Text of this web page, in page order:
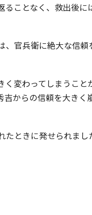
ことなく、救出後に
、官兵衛に絶大な信頼
変わってしまうこと
からの信頼を大きく
ときに発せられまし